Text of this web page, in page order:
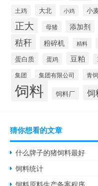
土鸡 大北 小鸡 小
正大 母猪 添加剂
秸秆 粉碎机 精料
蛋白质 蛋鸡 豆粕
集团 集团有限公司 青
饲料 饲料厂 饲
猜你想看的文章
什么牌子的猪饲料最好
饲料统计
饲料原料生产备案程序